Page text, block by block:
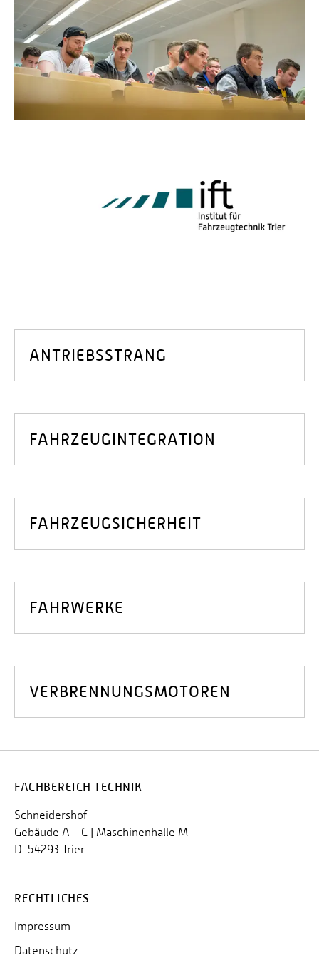
ANTRIEBSSTRANG
FAHRZEUGINTEGRATION
FAHRZEUGSICHERHEIT
FAHRWERKE
VERBRENNUNGSMOTOREN
FACHBEREICH TECHNIK
Schneidershof
Gebäude A - C | Maschinenhalle M
D-54293 Trier
RECHTLICHES
Impressum
Datenschutz